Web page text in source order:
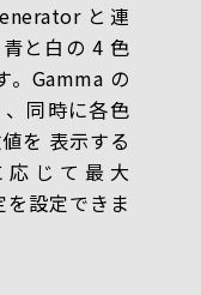
と連
と白の 4 色
。Gamma の
同時に各色
を 表示する
じて最大
設定できま